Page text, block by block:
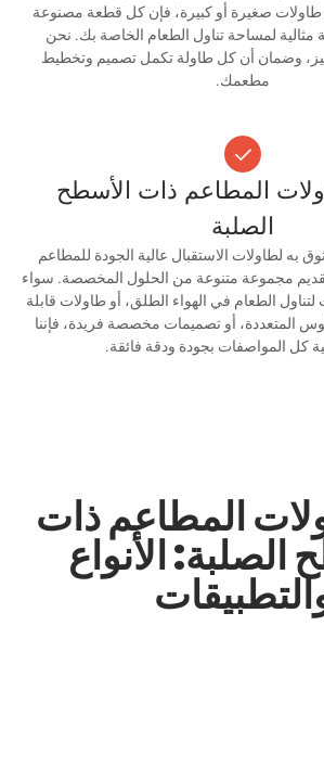
صغيرة أو كبيرة، فإن كل قطعة مصنوعة
لمساحة تناول الطعام الخاصة بك. نحن
وضمان أن كل طاولة تكمل تصميم وتخطيط
مطعمك.
المطاعم ذات الأسطح
الصلبة
لطاولات الاستقبال عالية الجودة للمطاعم
مجموعة متنوعة من الحلول المخصصة. سواء
الطعام في الهواء الطلق، أو طاولات قابلة
المتعددة، أو تصميمات مخصصة فريدة، فإننا
المواصفات بجودة ودقة فائقة.
المطاعم ذات
الأنواع